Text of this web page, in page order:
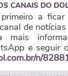
CANAIS DO
a ficar
de
mais
e seguir
n/